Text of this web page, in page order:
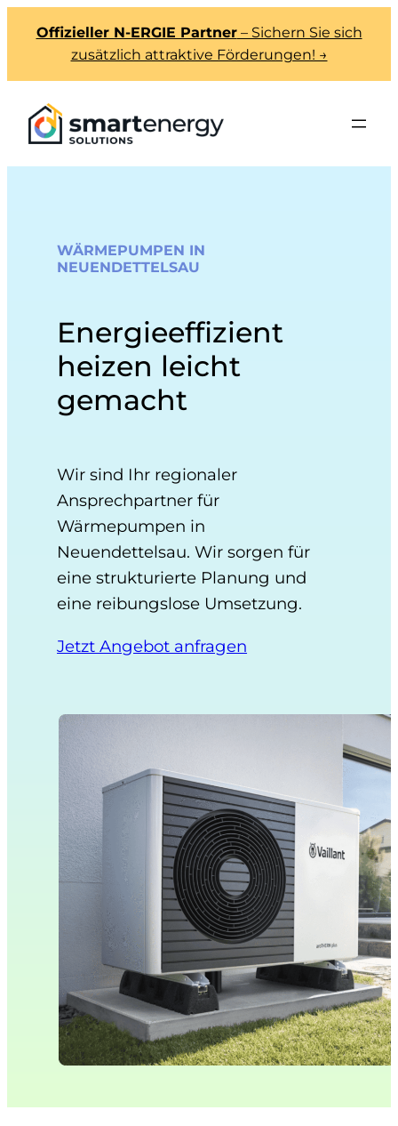
Offizieller N-ERGIE Partner– Sichern Sie sich
zusätzlich attraktive Förderungen! →
WÄRMEPUMPEN IN
NEUENDETTELSAU
Energieeffizient
heizen leicht
gemacht
Wir sind Ihr regionaler
Ansprechpartner für
Wärmepumpen in
Neuendettelsau. Wir sorgen für
eine strukturierte Planung und
eine reibungslose Umsetzung.
Jetzt Angebot anfragen